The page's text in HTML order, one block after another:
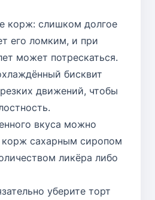
корж: слишком долгое
его ломким, и при
может потрескаться.
бисквит
движений, чтобы
вкуса можно
корж сахарным сиропом
ликёра либо
уберите торт